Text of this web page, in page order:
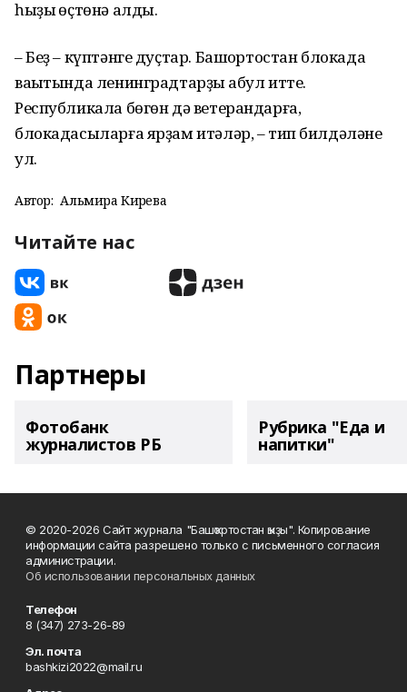
һыҙыҡ өҫтөнә алды.
– Беҙ – күптәнге дуҫтар. Башҡортостан блокада
ваҡытында ленинградтарҙы ҡабул итте.
Республикала бөгөн дә ветерандарға,
блокадасыларға ярҙам итәләр, – тип билдәләне
ул.
Автор: Альмира Кирәева
Читайте нас
Партнеры
Фотобанк
журналистов РБ
Рубрика "Еда и
напитки"
© 2020-2026 Сайт журнала "Башҡортостан ҡыҙы". Копирование
информации сайта разрешено только с письменного согласия
администрации.
Об использовании персональных данных
Телефон
8 (347) 273-26-89
Эл. почта
bashkizi2022@mail.ru